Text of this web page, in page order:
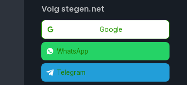
Volg stegen.net
Google
WhatsApp
Telegram